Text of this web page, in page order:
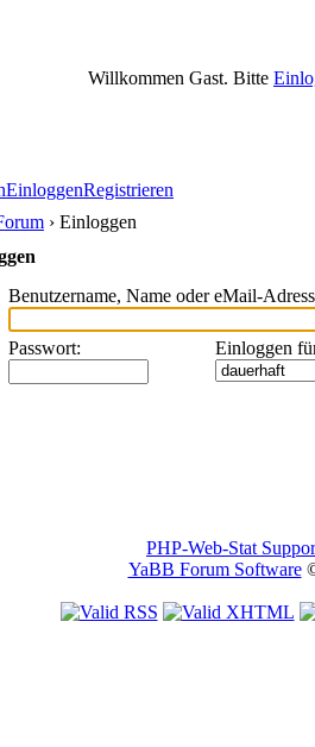
Willkommen Gast. Bitte
EinloggenRegistrieren
› Einloggen
Benutzername, Name oder eMail-
Passwort: Einloggen
PHP-Web-Stat
YaBB Forum Software©